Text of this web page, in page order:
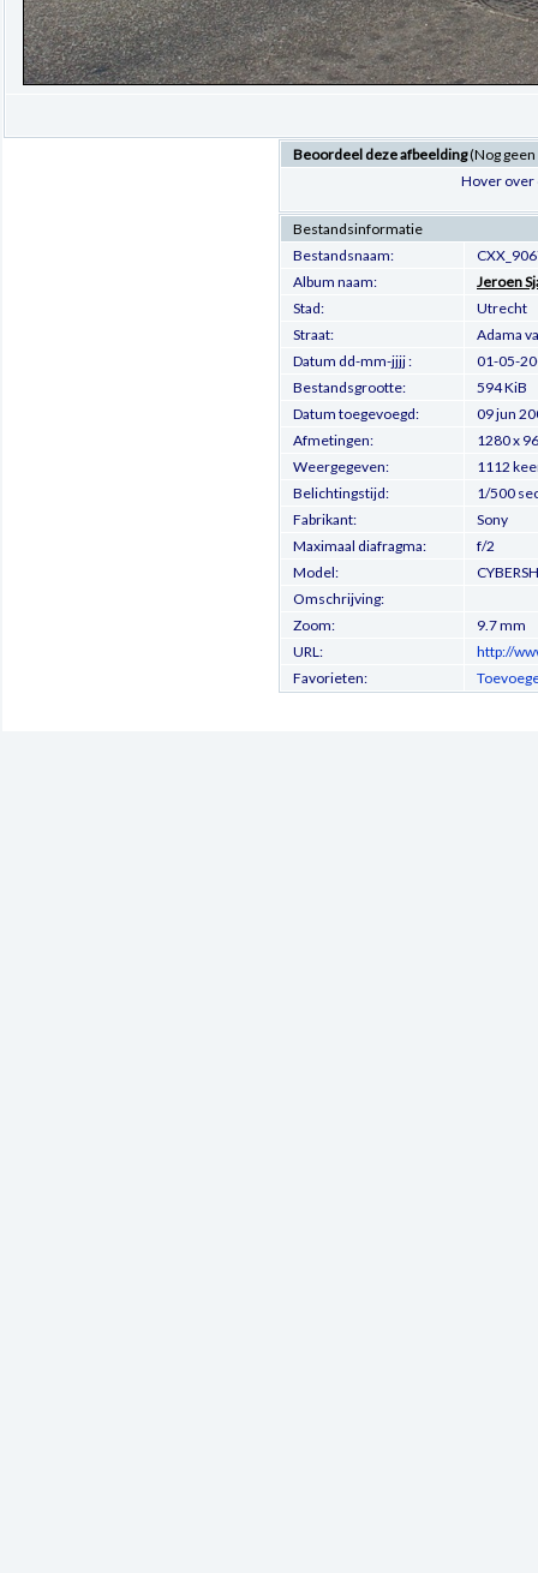
Beoordeel deze afbeelding(Nog
Hover over
Bestandsinformatie
Bestandsnaam:
Album naam:
Jeroen
Stad:
Utrecht
Straat:
Adama
Datum dd-mm-jjjj :
01-05-
Bestandsgrootte:
594 KiB
Datum toegevoegd:
09 jun
Afmetingen:
1280 x
Weergegeven:
1112
Belichtingstijd:
1/500
Fabrikant:
Sony
Maximaal diafragma:
f/2
Model:
Omschrijving:
Zoom:
9.7 mm
URL:
http://
Favorieten: